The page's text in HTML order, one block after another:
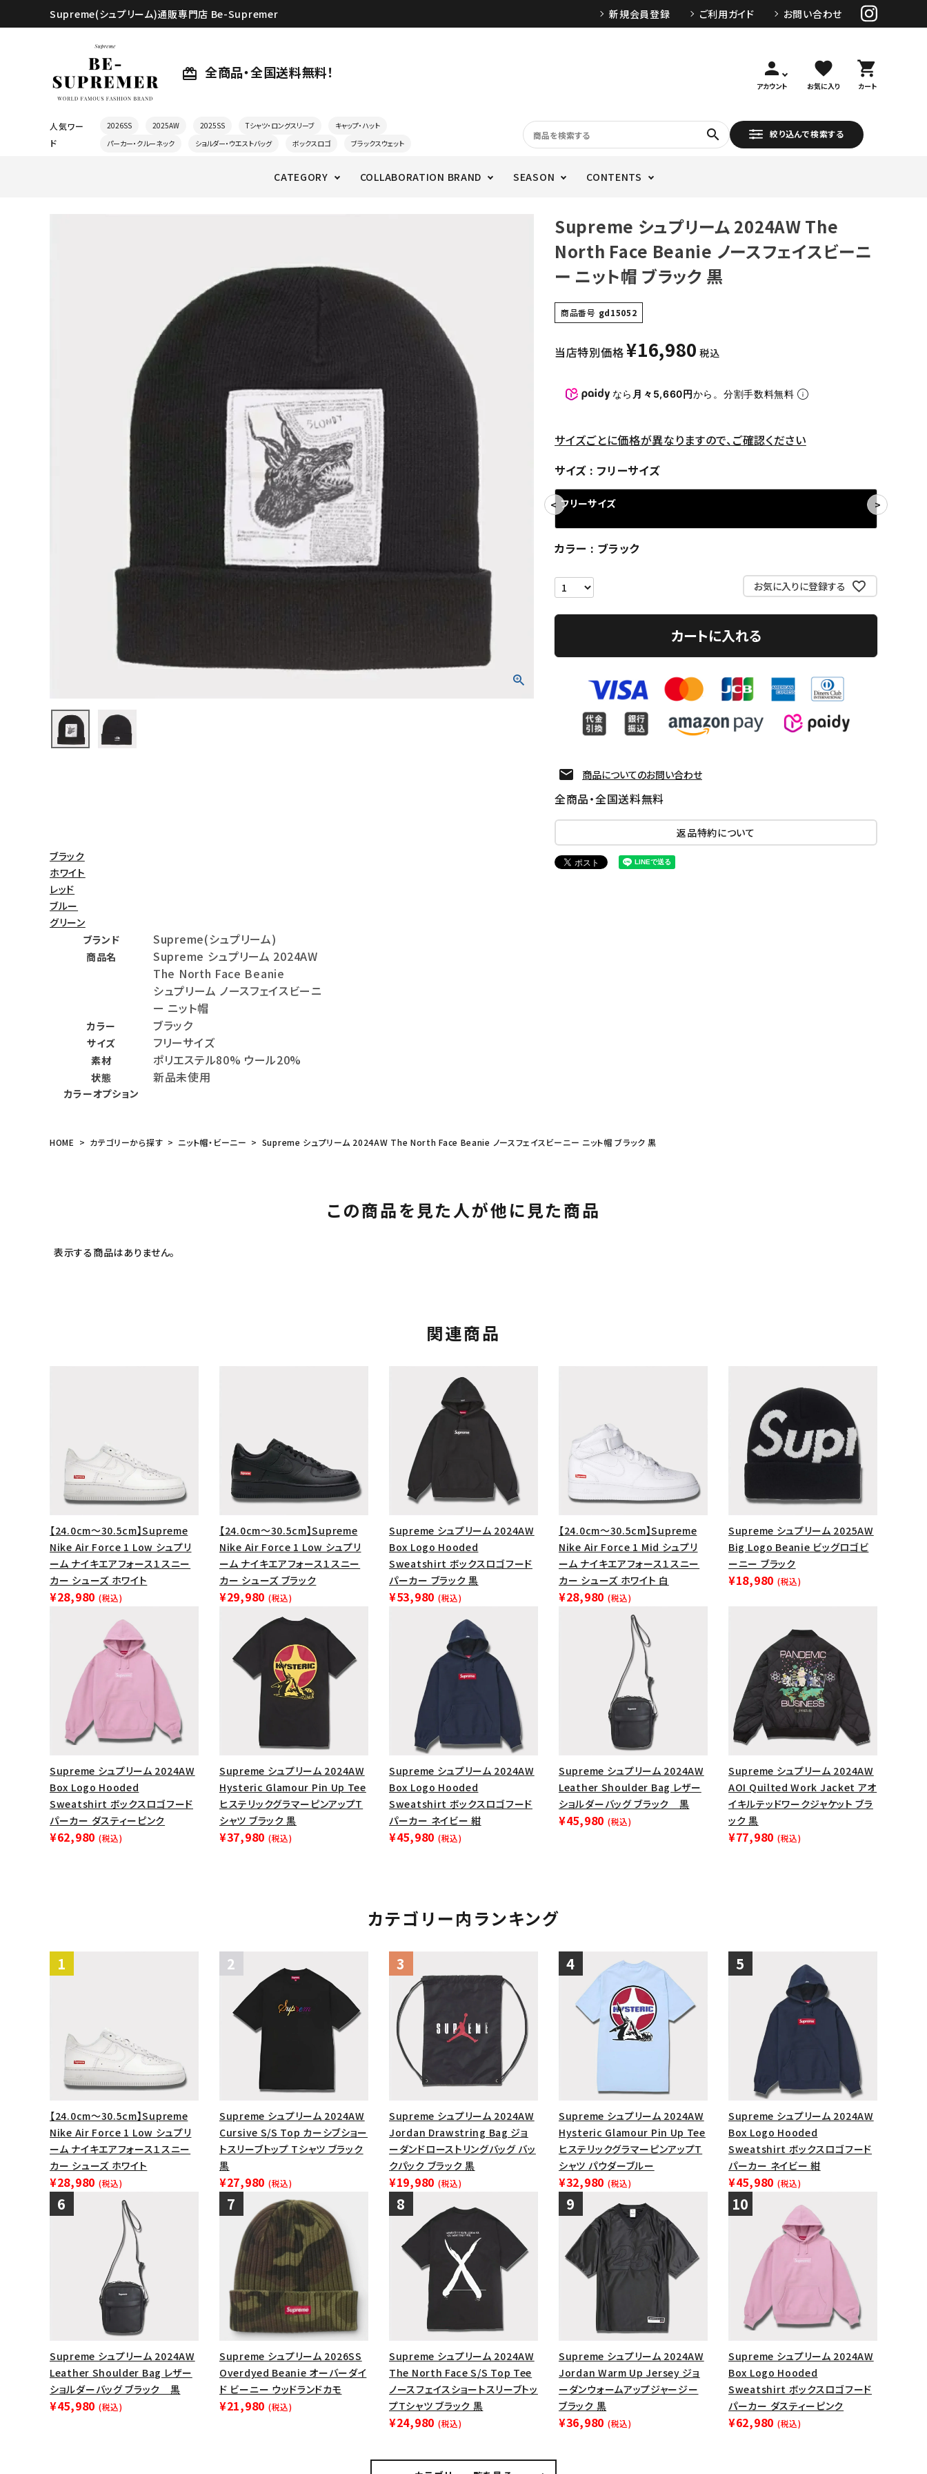
Supreme(シュプリーム)通販専門店 Be-Supremer 新規会員登録 ご利用ガイド お問い合わせ
card_giftcard 全商品・全国送料無料！ person
アカウント
favorite
お気に入り
shopping_cart
カート
人気ワー
ド
2026SS 2025AW 2025SS Tシャツ・ロングスリーブ
キャップ・ハット
パーカー・クルーネック
ショルダー・ウエストバッグ ボックスロゴ ブラックスウェット
search 絞り込んで検索する
CATEGORY COLLABORATION BRAND SEASON CONTENTS
キーワードから探す
search
カテゴリーから探す コラボレーションブランドから探す
円 ～
2025AW
2025SS
Tシャツ・ロングスリーブ
キャップ・ハット
パーカー・クルーネック
ショルダー・ウエストバッグ
ブラックスウェット
在庫のない商品を表示する
絞り込んで検索する
Tシャツ・ロングスリーブ
バックパック・リュック
パンツ・ショーツ
CONTENTS
ACCOUNT MENU
ようこそ ゲスト 様
person 会員登録
ブラック
ホワイト
レッド
ブルー
グリーン
ブランド
Supreme(シュプリーム)
商品名
Supreme シュプリーム 2024AW
The North Face Beanie
シュプリーム ノースフェイスビーニ
ー ニット帽
カラー ブラック
サイズ フリーサイズ
素材 ポリエステル80% ウール20%
状態 新品未使用
カラーオプション
Supreme シュプリーム 2024AW The
North Face Beanie ノースフェイスビーニ
ー ニット帽 ブラック 黒
商品番号 gd15052
当店特別価格¥16,980 税込
なら 月々5,660円から。分割手数料無料
サイズごとに価格が異なりますので、ご確認ください
サイズ
フリーサイズ
フリーサイズ
カラー ブラック
お気に入りに登録する
カートに入れる
商品についてのお問い合わせ
全商品・全国送料無料
返品特約について
HOME カテゴリーから探す ニット帽・ビーニー Supreme シュプリーム 2024AW The North Face Beanie ノースフェイスビーニー ニット帽 ブラック 黒
この商品を見た人が他に見た商品
表示する商品はありません。
関連商品
【24.0cm～30.5cm】Supreme
Nike Air Force 1 Low シュプリ
ーム ナイキエアフォース１スニー
カー シューズ ホワイト
¥28,980 (税込)
【24.0cm～30.5cm】Supreme
Nike Air Force 1 Low シュプリ
ーム ナイキエアフォース１スニー
カー シューズ ブラック
¥29,980 (税込)
Supreme シュプリーム 2024AW
Box Logo Hooded
Sweatshirt ボックスロゴフード
パーカー ブラック 黒
¥53,980 (税込)
【24.0cm～30.5cm】Supreme
Nike Air Force 1 Mid シュプリ
ーム ナイキエアフォース１スニー
カー シューズ ホワイト 白
¥28,980 (税込)
Supreme シュプリーム 2025AW
Big Logo Beanie ビッグロゴビ
ーニー ブラック
¥18,980 (税込)
Supreme シュプリーム 2024AW
Box Logo Hooded
Sweatshirt ボックスロゴフード
パーカー ダスティーピンク
¥62,980 (税込)
Supreme シュプリーム 2024AW
Hysteric Glamour Pin Up Tee
ヒステリックグラマーピンアップT
シャツ ブラック 黒
¥37,980 (税込)
Supreme シュプリーム 2024AW
Box Logo Hooded
Sweatshirt ボックスロゴフード
パーカー ネイビー 紺
¥45,980 (税込)
Supreme シュプリーム 2024AW
Leather Shoulder Bag レザー
ショルダーバッグ ブラック 黒
¥45,980 (税込)
Supreme シュプリーム 2024AW
AOI Quilted Work Jacket アオ
イキルテッドワークジャケット ブラ
ック 黒
¥77,980 (税込)
カテゴリー内ランキング
【24.0cm～30.5cm】Supreme
Nike Air Force 1 Low シュプリ
ーム ナイキエアフォース１スニー
カー シューズ ホワイト
¥28,980 (税込)
Supreme シュプリーム 2024AW
Cursive S/S Top カーシブショー
トスリーブトップ Tシャツ ブラック
黒
¥27,980 (税込)
Supreme シュプリーム 2024AW
Jordan Drawstring Bag ジョ
ーダンドローストリングバッグ バッ
クパック ブラック 黒
¥19,980 (税込)
Supreme シュプリーム 2024AW
Hysteric Glamour Pin Up Tee
ヒステリックグラマーピンアップT
シャツ パウダーブルー
¥32,980 (税込)
Supreme シュプリーム 2024AW
Box Logo Hooded
Sweatshirt ボックスロゴフード
パーカー ネイビー 紺
¥45,980 (税込)
Supreme シュプリーム 2024AW
Leather Shoulder Bag レザー
ショルダーバッグ ブラック 黒
¥45,980 (税込)
Supreme シュプリーム 2026SS
Overdyed Beanie オーバーダイ
ド ビーニー ウッドランドカモ
¥21,980 (税込)
Supreme シュプリーム 2024AW
The North Face S/S Top Tee
ノースフェイスショートスリーブトッ
プTシャツ ブラック 黒
¥24,980 (税込)
Supreme シュプリーム 2024AW
Jordan Warm Up Jersey ジョ
ーダンウォームアップジャージー
ブラック 黒
¥36,980 (税込)
Supreme シュプリーム 2024AW
Box Logo Hooded
Sweatshirt ボックスロゴフード
パーカー ダスティーピンク
¥62,980 (税込)